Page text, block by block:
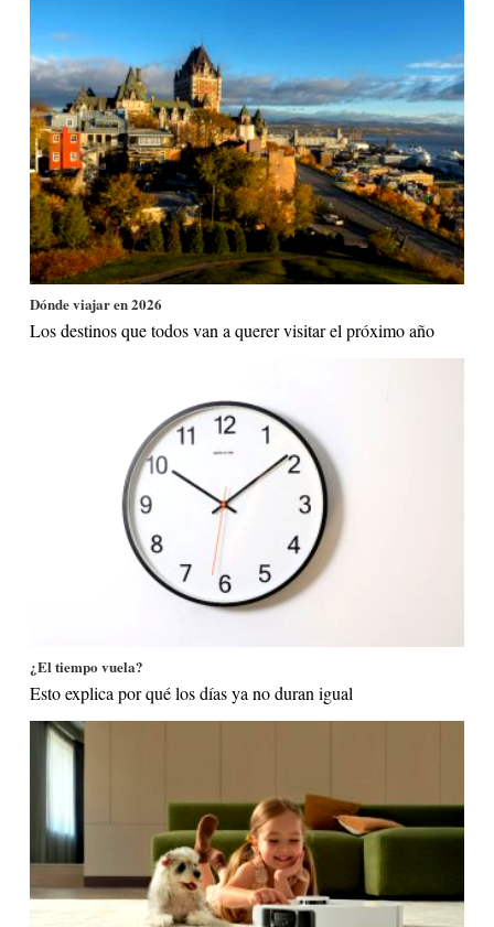
Dónde viajar en 2026
Los destinos que todos van a querer visitar el próximo año
¿El tiempo vuela?
Esto explica por qué los días ya no duran igual